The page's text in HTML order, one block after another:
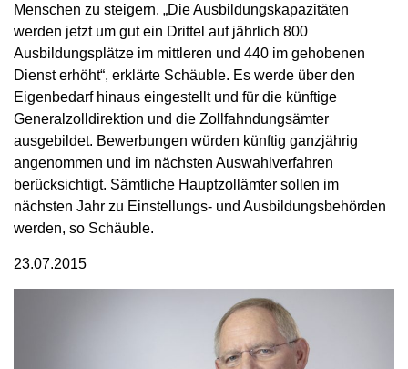
Menschen zu steigern. „Die Ausbildungskapazitäten
werden jetzt um gut ein Drittel auf jährlich 800
Ausbildungsplätze im mittleren und 440 im gehobenen
Dienst erhöht“, erklärte Schäuble. Es werde über den
Eigenbedarf hinaus eingestellt und für die künftige
Generalzolldirektion und die Zollfahndungsämter
ausgebildet. Bewerbungen würden künftig ganzjährig
angenommen und im nächsten Auswahlverfahren
berücksichtigt. Sämtliche Hauptzollämter sollen im
nächsten Jahr zu Einstellungs- und Ausbildungsbehörden
werden, so Schäuble.
23.07.2015